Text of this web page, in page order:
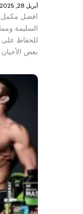
أبريل 28, 2025
افضل مكمل
السليمة
للحفاظ على
بعض